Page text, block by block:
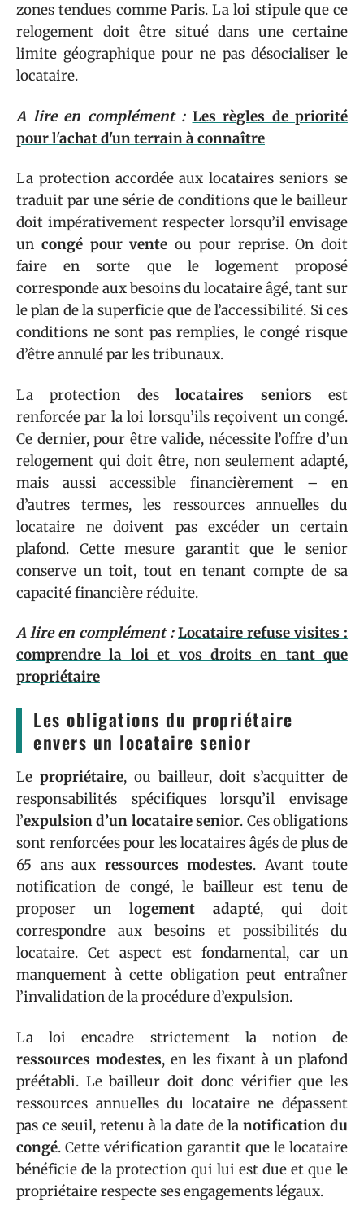
zones tendues comme Paris. La loi stipule que ce
relogement doit être situé dans une certaine
limite géographique pour ne pas désocialiser le
locataire.
A lire en complément : Les règles de priorité
pour l'achat d'un terrain à connaître
La protection accordée aux locataires seniors se
traduit par une série de conditions que le bailleur
doit impérativement respecter lorsqu’il envisage
un congé pour vente ou pour reprise. On doit
faire en sorte que le logement proposé
corresponde aux besoins du locataire âgé, tant sur
le plan de la superficie que de l’accessibilité. Si ces
conditions ne sont pas remplies, le congé risque
d’être annulé par les tribunaux.
La protection deslocataires seniors est
renforcée par la loi lorsqu’ils reçoivent un congé.
Ce dernier, pour être valide, nécessite l’offre d’un
relogement qui doit être, non seulement adapté,
mais aussi accessible financièrement – en
d’autres termes, les ressources annuelles du
locataire ne doivent pas excéder un certain
plafond. Cette mesure garantit que le senior
conserve un toit, tout en tenant compte de sa
capacité financière réduite.
A lire en complément : Locataire refuse visites :
comprendre la loi et vos droits en tant que
propriétaire
Les obligations du propriétaire
envers un locataire senior
Le propriétaire, ou bailleur, doit s’acquitter de
responsabilités spécifiques lorsqu’il envisage
l’expulsion d’un locataire senior. Ces obligations
sont renforcées pour les locataires âgés de plus de
65 ans aux ressources modestes. Avant toute
notification de congé, le bailleur est tenu de
proposer un logement adapté, qui doit
correspondre aux besoins et possibilités du
locataire. Cet aspect est fondamental, car un
manquement à cette obligation peut entraîner
l’invalidation de la procédure d’expulsion.
La loi encadre strictement la notion de
ressources modestes, en les fixant à un plafond
préétabli. Le bailleur doit donc vérifier que les
ressources annuelles du locataire ne dépassent
pas ce seuil, retenu à la date de la notification du
congé. Cette vérification garantit que le locataire
bénéficie de la protection qui lui est due et que le
propriétaire respecte ses engagements légaux.